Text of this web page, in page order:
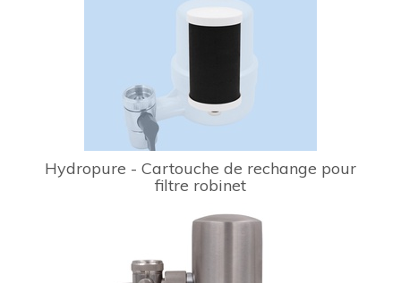
Hydropure - Cartouche de rechange pour
filtre robinet